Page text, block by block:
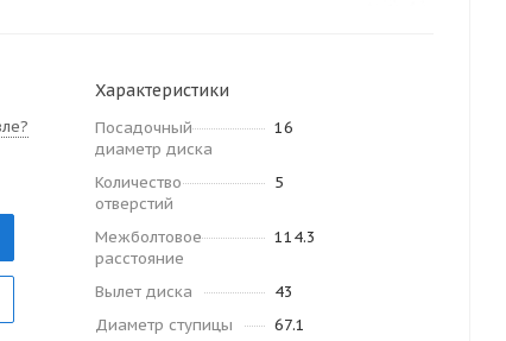
Характеристики
Посадочный
диаметр диска
16
Количество
отверстий
5
Межболтовое
расстояние
114.3
Вылет диска
43
Диаметр ступицы
67.1